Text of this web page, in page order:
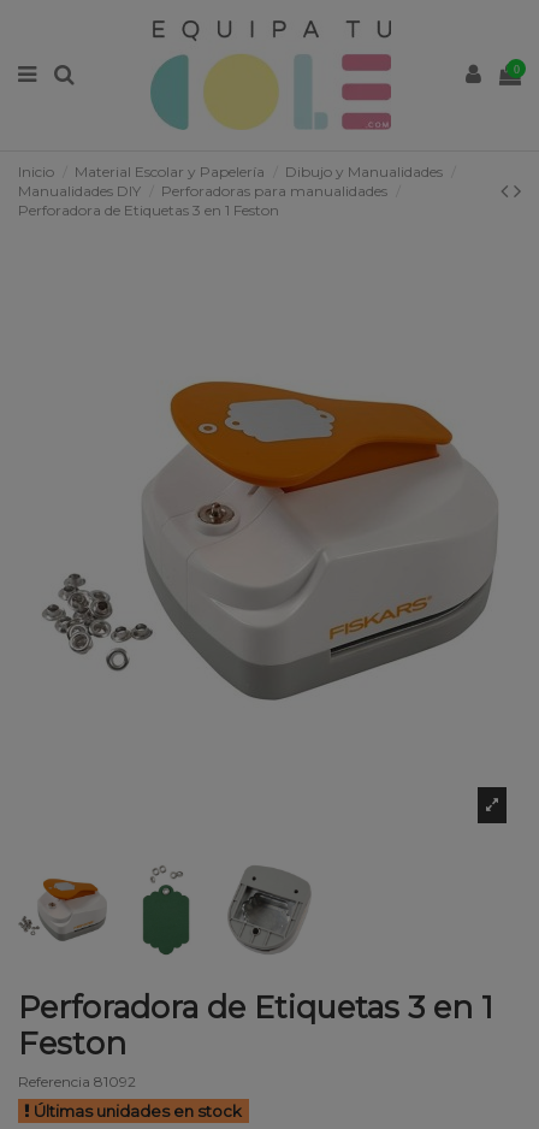
0
Inicio Material Escolar y Papelería
Dibujo y Manualidades
Manualidades DIY
Perforadoras para manualidades
Perforadora de Etiquetas 3 en 1 Feston
Perforadora de Etiquetas 3 en 1
Feston
Referencia 81092
Últimas unidades en stock